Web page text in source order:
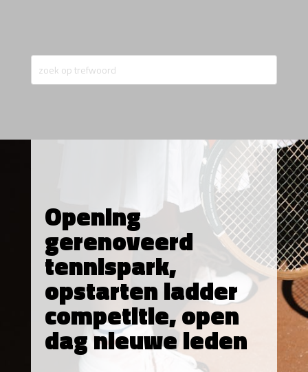
Opening
gerenoveerd
tennispark,
opstarten ladder
competitie, open
dag nieuwe leden